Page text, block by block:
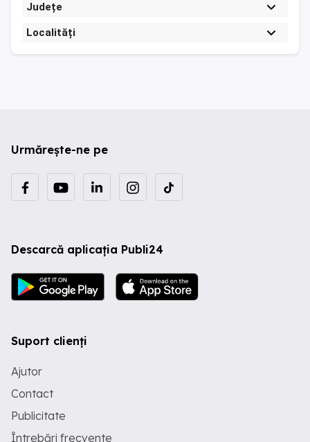
Județe
Localități
Urmărește-ne pe
Descarcă aplicația Publi24
Suport clienți
Ajutor
Contact
Publicitate
Întrebări frecvente